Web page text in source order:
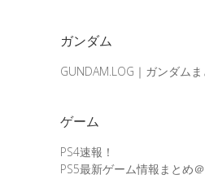
ガンダム
GUNDAM.LOG｜ガンダム
ゲーム
PS4速報！
PS5最新ゲーム情報まとめ